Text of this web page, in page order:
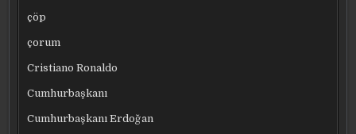
çöp
çorum
Cristiano Ronaldo
Cumhurbaşkanı
Cumhurbaşkanı Erdoğan